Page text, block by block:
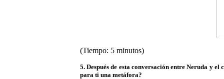
(Tiempo: 5 minutos)
5. Después de esta conversación entre Neruda y
para ti una metáfora?